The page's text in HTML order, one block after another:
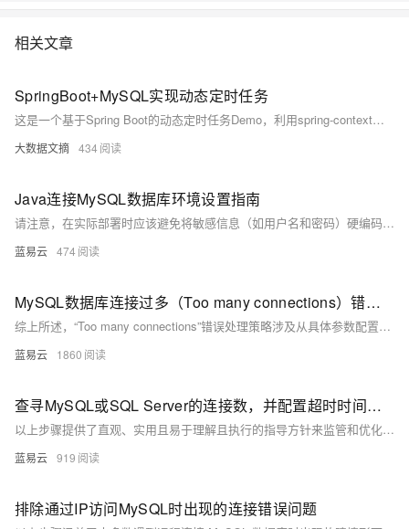
相关文章
SpringBoot+MySQL实现动态定时任务
这是一个基于Spring Boot的动态定时任务Demo，利用spring-context模块实现任务调度功能。服务启动时会扫描数据库中的任务表，将任务添加到调度器中，并通过固定频率运行的ScheduleUpdater任务动态更新任务状态和Cron表达式。核心功能包括任务的新增、删除与Cron调整，支持通过ScheduledFuture对象控制任务执行。项目依赖Spring Boot 2.2.10.RELEASE，使用MySQL存储任务信息，包含任务基类ITask及具体实现（如FooTask），便于用户扩展运维界面以增强灵活性。
大数据文摘 434
Java连接MySQL数据库环境设置指南
请注意，在实际部署时应该避免将敏感信息（如用户名和密码）硬编码在源码文件里面；应该使用配置文件或者环境变量等更为安全可靠地方式管理这些信息。此外，在处理大量数据时考虑使用PreparedStatement而不是Statement可以提高性能并防止SQL注入攻击；同时也要注意正确处理异常情况，并且确保所有打开过得资源都被正确关闭释放掉以防止内存泄漏等问题发生。
蓝易云 474
MySQL数据库连接过多（Too many connections）错误处理策略
综上所述，“Too many connections”错误处理策略涉及从具体参数配置到代码层面再到系统与架构设计全方位考量与改进。每项措施都需根据具体环境进行定制化调整，并且在执行任何变更前建议先行测试评估可能带来影响。
蓝易云 1860
查寻MySQL或SQL Server的连接数，并配置超时时间和最大连接量
以上步骤提供了直观、实用且易于理解且执行的指导方针来监管和优化数据库服务器配置。务必记得，在做任何重要变更前备份相关配置文件，并确保理解每个参数对系统性能可能产生影响后再做出调节。
蓝易云 919
排除通过IP访问MySQL时出现的连接错误问题